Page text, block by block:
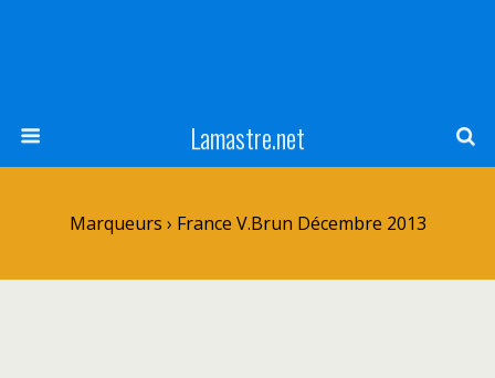
Lamastre.net
Marqueurs › France V.Brun Décembre 2013